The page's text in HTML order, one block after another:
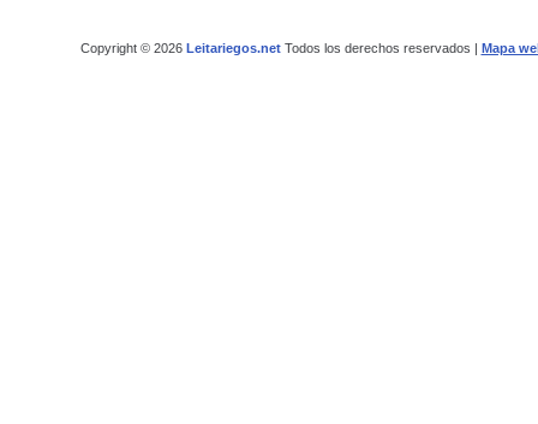
Copyright © 2026 Leitariegos.netTodos los derechos reservados | Mapa